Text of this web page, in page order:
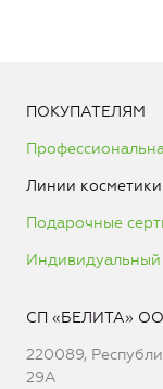
ПОКУПАТЕЛЯМ
Линии косметики
Подарочные
СП «БЕЛИТА»
220089,
29А